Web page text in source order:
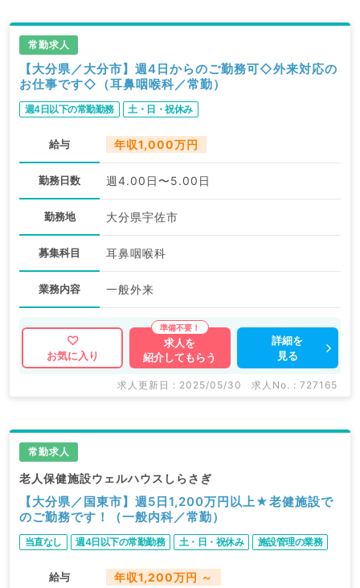
常勤求人
【大分県／大分市】週4日からのご勤務可◇外来対応の
お仕事です◇（耳鼻咽喉科／常勤）
週4日以下の常勤勤務 土・日・祝休み
給与 年収1,000万円
勤務日数 週4.00日〜5.00日
勤務地 大分県宇佐市
募集科目 耳鼻咽喉科
業務内容 一般外来
お気に入り
求人を
紹介してもらう
詳細を
見る
求人更新日 : 2025/05/30 求人No. : 727165
常勤求人
老人保健施設ウェルハウスしらさぎ
【大分県／国東市】週5日1,200万円以上★老健施設で
のご勤務です！（一般内科／常勤）
当直なし 週4日以下の常勤勤務 土・日・祝休み 施設管理の業務
給与 年収1,200万円 ～